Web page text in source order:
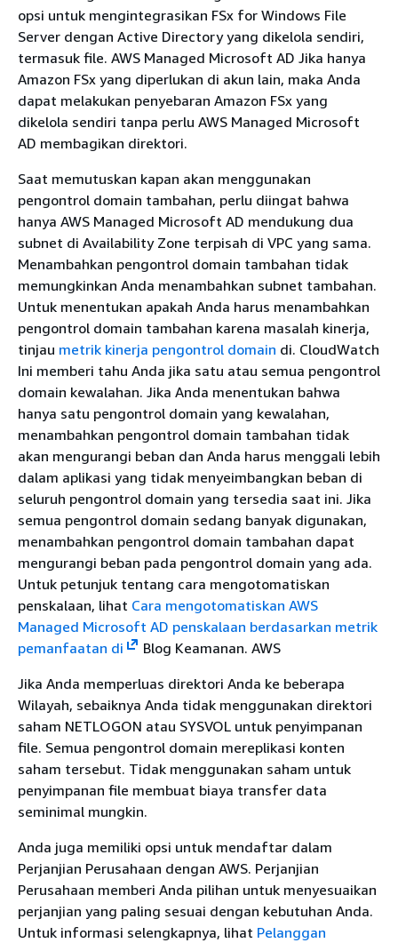
opsi untuk mengintegrasikan FSx for Windows File
Server dengan Active Directory yang dikelola sendiri,
termasuk file. AWS Managed Microsoft AD Jika hanya
Amazon FSx yang diperlukan di akun lain, maka Anda
dapat melakukan penyebaran Amazon FSx yang
dikelola sendiri tanpa perlu AWS Managed Microsoft
AD membagikan direktori.
Saat memutuskan kapan akan menggunakan
pengontrol domain tambahan, perlu diingat bahwa
hanya AWS Managed Microsoft AD mendukung dua
subnet di Availability Zone terpisah di VPC yang sama.
Menambahkan pengontrol domain tambahan tidak
memungkinkan Anda menambahkan subnet tambahan.
Untuk menentukan apakah Anda harus menambahkan
pengontrol domain tambahan karena masalah kinerja,
tinjau metrik kinerja pengontrol domain di. CloudWatch
Ini memberi tahu Anda jika satu atau semua pengontrol
domain kewalahan. Jika Anda menentukan bahwa
hanya satu pengontrol domain yang kewalahan,
menambahkan pengontrol domain tambahan tidak
akan mengurangi beban dan Anda harus menggali lebih
dalam aplikasi yang tidak menyeimbangkan beban di
seluruh pengontrol domain yang tersedia saat ini. Jika
semua pengontrol domain sedang banyak digunakan,
menambahkan pengontrol domain tambahan dapat
mengurangi beban pada pengontrol domain yang ada.
Untuk petunjuk tentang cara mengotomatiskan
penskalaan, lihat Cara mengotomatiskan AWS
Managed Microsoft AD penskalaan berdasarkan metrik
pemanfaatan di
Blog Keamanan. AWS
Jika Anda memperluas direktori Anda ke beberapa
Wilayah, sebaiknya Anda tidak menggunakan direktori
saham NETLOGON atau SYSVOL untuk penyimpanan
file. Semua pengontrol domain mereplikasi konten
saham tersebut. Tidak menggunakan saham untuk
penyimpanan file membuat biaya transfer data
seminimal mungkin.
Anda juga memiliki opsi untuk mendaftar dalam
Perjanjian Perusahaan dengan AWS. Perjanjian
Perusahaan memberi Anda pilihan untuk menyesuaikan
perjanjian yang paling sesuai dengan kebutuhan Anda.
Untuk informasi selengkapnya, lihat Pelanggan